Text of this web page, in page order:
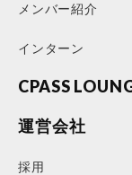
メンバー紹介
インターン
CPASS
運営会社
採用